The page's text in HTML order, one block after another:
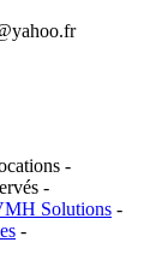
-
-
Solutions -
-